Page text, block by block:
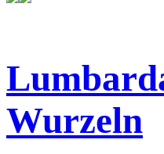
Wurzeln